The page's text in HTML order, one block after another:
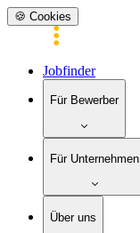
🍪 Cookies
Jobfinder
Für Bewerber
Für Unternehmen
Über uns